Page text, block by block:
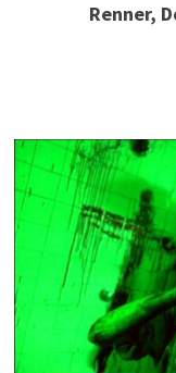
Renner,